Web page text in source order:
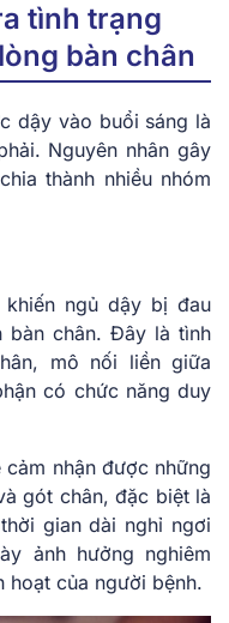
tình trạng
bàn chân
dậy vào buổi sáng là
Nguyên nhân gây
thành nhiều nhóm
khiến ngủ dậy bị đau
bàn chân. Đây là tình
mô nối liền giữa
có chức năng duy
nhận được những
gót chân, đặc biệt là
gian dài nghỉ ngơi
ảnh hưởng nghiêm
hoạt của người bệnh.